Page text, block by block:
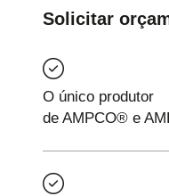
Solicitar
O único produtor
de AMPCO® e